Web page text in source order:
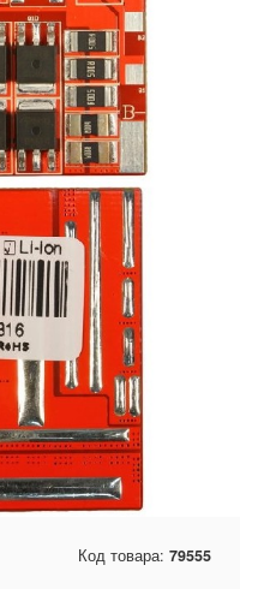
Код товара: 79555